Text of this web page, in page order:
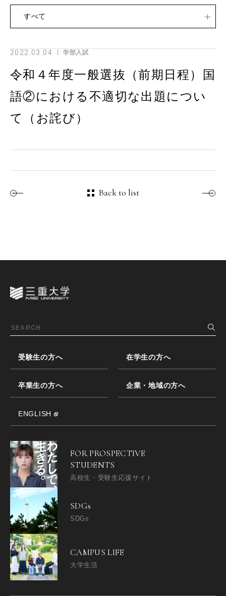
2022.03.04 学部入試
令和４年度一般選抜（前期日程）国
語②における不適切な出題につい
て（お詫び）
Back to list
すべて
受験生の方へ 在学生の方へ
卒業生の方へ 企業・地域の方へ
ENGLISH
FOR PROSPECTIVE
STUDENTS
高校生・受験生応援サイト
SDGs
SDGs
CAMPUS LIFE
大学生活